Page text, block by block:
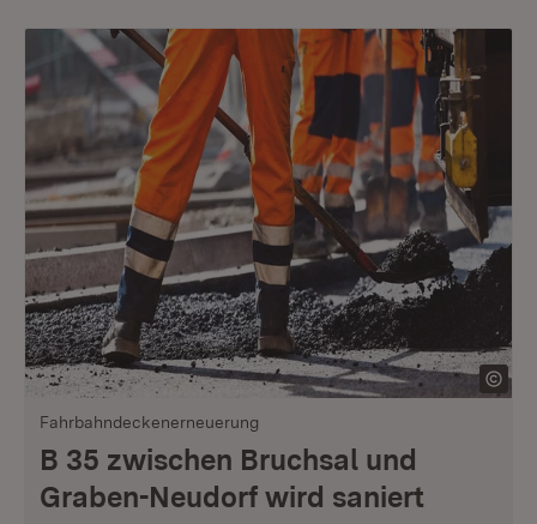
Fahrbahndeckenerneuerung
B 35 zwischen Bruchsal und
Graben-Neudorf wird saniert